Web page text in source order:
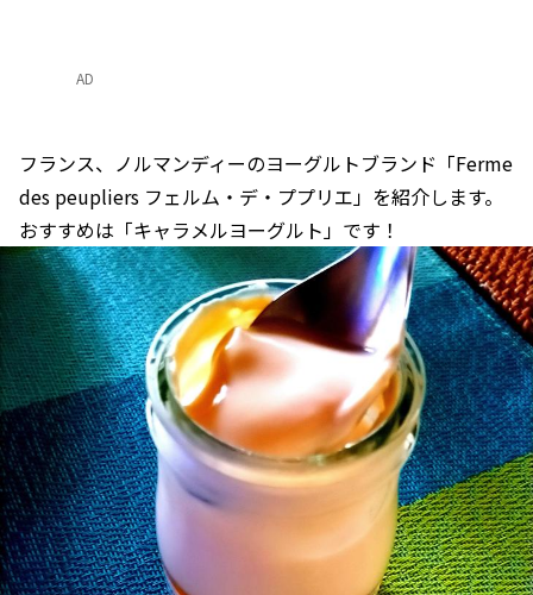
AD
フランス、ノルマンディーのヨーグルトブランド「Ferme
des peupliers フェルム・デ・ププリエ」を紹介します。
おすすめは「キャラメルヨーグルト」です！